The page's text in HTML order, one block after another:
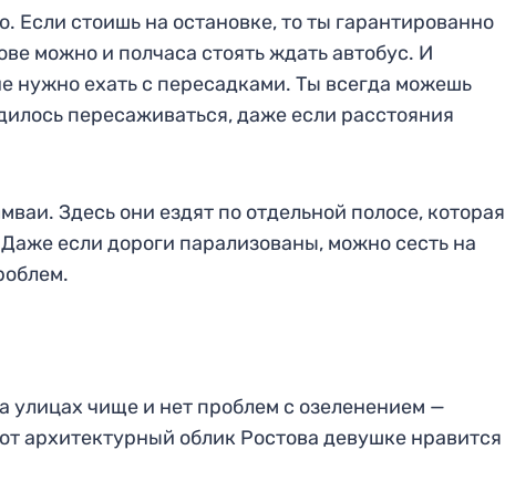
стоишь на остановке, то ты гарантированно
можно и полчаса стоять ждать автобус. И
нужно ехать с пересадками. Ты всегда можешь
пересаживаться, даже если расстояния
Здесь они ездят по отдельной полосе, которая
если дороги парализованы, можно сесть на
улицах чище и нет проблем с озеленением —
архитектурный облик Ростова девушке нравится